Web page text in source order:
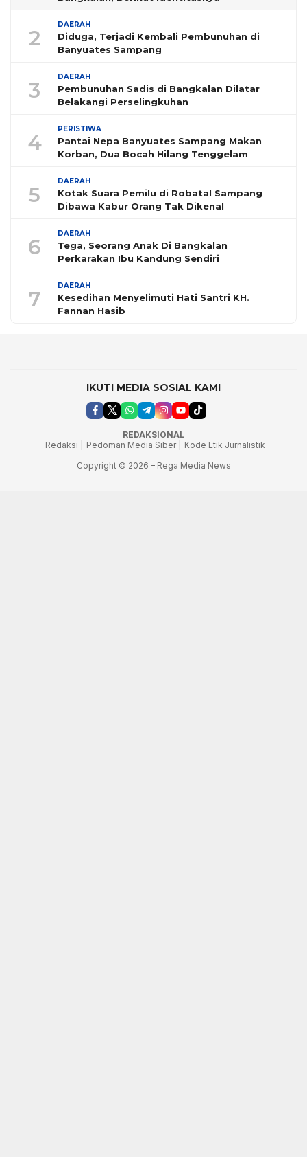
2
DAERAH
Diduga, Terjadi Kembali Pembunuhan di
Banyuates Sampang
3
DAERAH
Pembunuhan Sadis di Bangkalan Dilatar
Belakangi Perselingkuhan
4
PERISTIWA
Pantai Nepa Banyuates Sampang Makan
Korban, Dua Bocah Hilang Tenggelam
5
DAERAH
Kotak Suara Pemilu di Robatal Sampang
Dibawa Kabur Orang Tak Dikenal
6
DAERAH
Tega, Seorang Anak Di Bangkalan
Perkarakan Ibu Kandung Sendiri
7
DAERAH
Kesedihan Menyelimuti Hati Santri KH.
Fannan Hasib
IKUTI MEDIA SOSIAL KAMI
REDAKSIONAL
Redaksi |
Pedoman Media Siber |
Kode Etik Jurnalistik
Copyright © 2026 – Rega Media News